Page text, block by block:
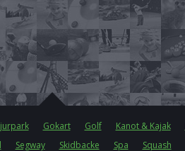
Gokart Golf Kanot & Kajak
Segway Skidbacke Spa Squash